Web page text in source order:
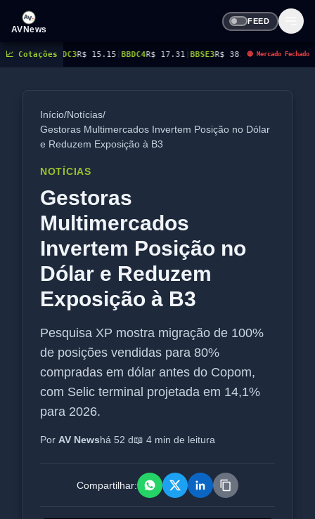
AVNews
FEED
📈 Cotações
R$ 15.15|BBDC4R$ 17.31| BBSE3R$ 38.38 BEES3R$ 8.78| BEES4R$ 9.16
🔴 Mercado Fechado
Início/Notícias/
Gestoras Multimercados Invertem Posição no Dólar
e Reduzem Exposição à B3
NOTÍCIAS
Gestoras
Multimercados
Invertem Posição no
Dólar e Reduzem
Exposição à B3
Pesquisa XP mostra migração de 100%
de posições vendidas para 80%
compradas em dólar antes do Copom,
com Selic terminal projetada em 14,1%
para 2026.
Por AV Newshá 52 d📖 4 min de leitura
Compartilhar: